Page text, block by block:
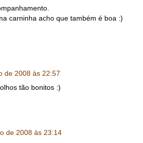
carninha acho que também é boa :)
de 2008 às 22:57
tão bonitos :)
de 2008 às 23:14